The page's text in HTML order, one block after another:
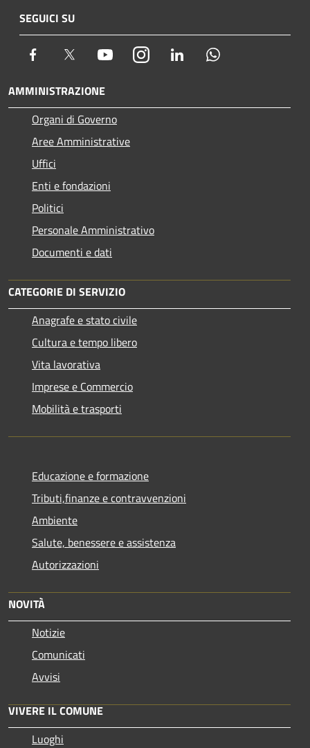
SEGUICI SU
Facebook Twitter YoutubeInstagram LinkedIn
AMMINISTRAZIONE
Organi di Governo
Aree Amministrative
Uffici
Enti e fondazioni
Politici
Personale Amministrativo
Documenti e dati
CATEGORIE DI SERVIZIO
Anagrafe e stato civile
Cultura e tempo libero
Vita lavorativa
Imprese e Commercio
Mobilità e trasporti
Educazione e formazione
Tributi,finanze e contravvenzioni
Ambiente
Salute, benessere e assistenza
Autorizzazioni
NOVITÀ
Notizie
Comunicati
Avvisi
VIVERE IL COMUNE
Luoghi